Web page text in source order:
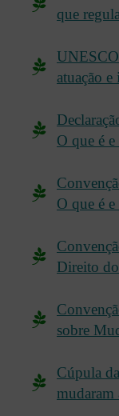
que
atuação
O que é
O que é
Direito
sobre
Cúpula